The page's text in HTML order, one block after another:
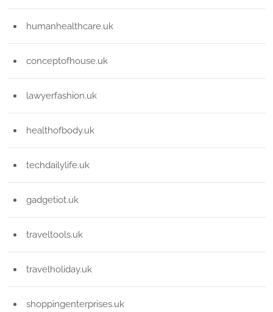
humanhealthcare.uk
conceptofhouse.uk
lawyerfashion.uk
healthofbody.uk
techdailylife.uk
gadgetiot.uk
traveltools.uk
travelholiday.uk
shoppingenterprises.uk